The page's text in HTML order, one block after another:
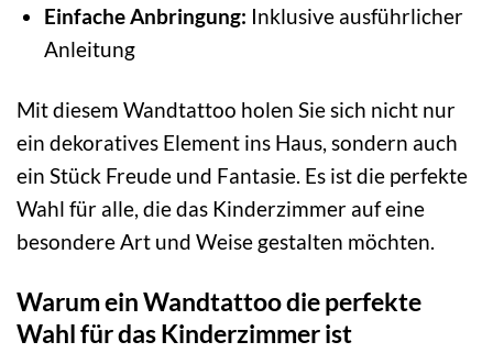
Einfache Anbringung: Inklusive ausführlicher
Anleitung
Mit diesem Wandtattoo holen Sie sich nicht nur
ein dekoratives Element ins Haus, sondern auch
ein Stück Freude und Fantasie. Es ist die perfekte
Wahl für alle, die das Kinderzimmer auf eine
besondere Art und Weise gestalten möchten.
Warum ein Wandtattoo die perfekte
Wahl für das Kinderzimmer ist